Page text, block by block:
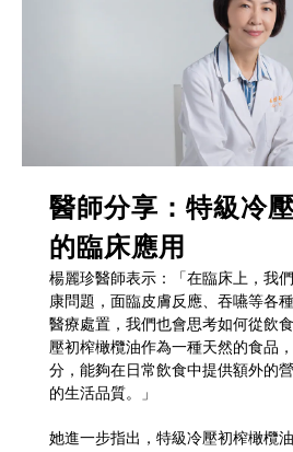
醫師分享：特級冷
的臨床應用
楊麗珍醫師表示：「在臨床上，我
康問題，面臨皮膚反應、吞嚥等各
醫療處置，我們也會思考如何從飲
壓初榨橄欖油作為一種天然的食品
分，能夠在日常飲食中提供額外的
的生活品質。」
她進一步指出，特級冷壓初榨橄欖